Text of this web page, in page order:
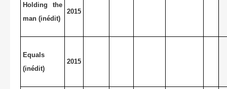
Holding the
man (inédit)
2015
Equals
(inédit)
2015